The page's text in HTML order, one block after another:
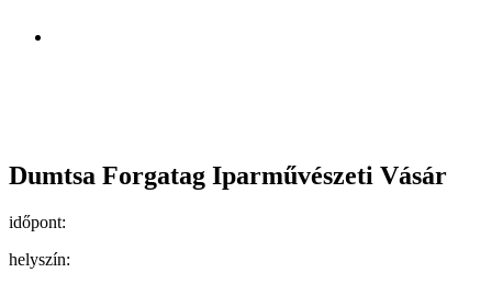
Dumtsa Forgatag Iparművészeti Vásár
időpont:
helyszín: